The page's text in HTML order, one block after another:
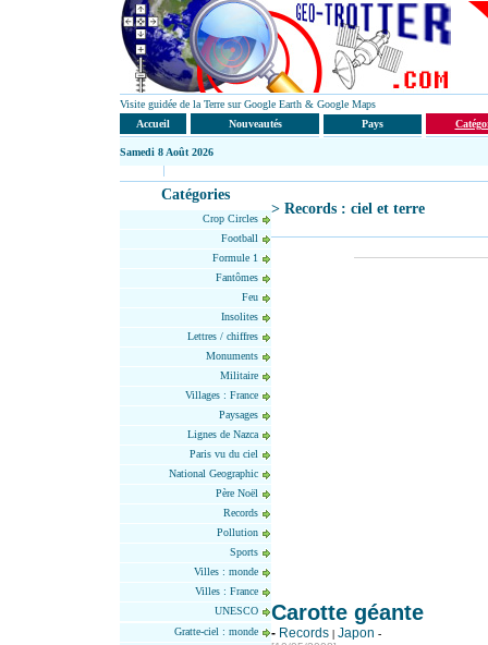
Visite guidée de la Terre sur Google Earth & Google Maps
Accueil
Nouveautés Pays
Samedi 8 Août 2026
Catégories
Crop Circles
Football
Formule 1
Fantômes
Feu
Insolites
Lettres / chiffres
Monuments
Militaire
Villages : France
Paysages
Lignes de Nazca
Paris vu du ciel
National Geographic
Père Noël
Records
Pollution
Sports
Villes : monde
Villes : France
UNESCO
Gratte-ciel : monde
> Records : ciel et terre
Carotte géante
- Records | Japon -